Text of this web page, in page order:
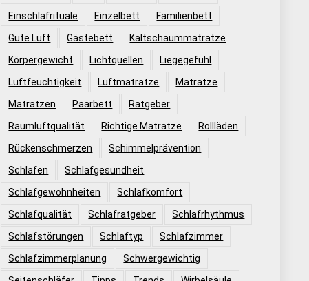
Einschlafrituale
Einzelbett
Familienbett
Gute Luft
Gästebett
Kaltschaummatratze
Körpergewicht
Lichtquellen
Liegegefühl
Luftfeuchtigkeit
Luftmatratze
Matratze
Matratzen
Paarbett
Ratgeber
Raumluftqualität
Richtige Matratze
Rollläden
Rückenschmerzen
Schimmelprävention
Schlafen
Schlafgesundheit
Schlafgewohnheiten
Schlafkomfort
Schlafqualität
Schlafratgeber
Schlafrhythmus
Schlafstörungen
Schlaftyp
Schlafzimmer
Schlafzimmerplanung
Schwergewichtig